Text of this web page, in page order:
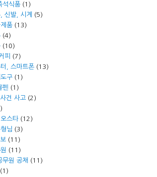
석식품(1)
신발, 시계
(5)
품(13)
(4)
(10)
피
(7)
, 스마트폰(13)
구(1)
펜 (1)
건 사고 (2)
스타(12)
님 (3)
(11)
(11)
무원 공채 (11)
(1)